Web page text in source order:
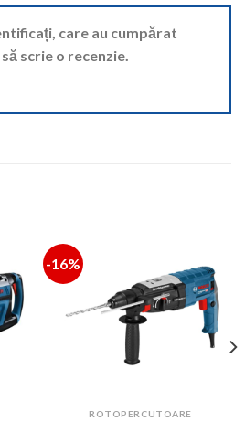
care au cumpărat
scrie o recenzie.
-16%
ROTOPERCUTOARE